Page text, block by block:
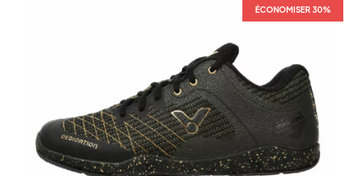
ÉCONOMISER 30%
ÉCONOMISER 30%
ÉCONOMISER 30%
ÉCONOMISER 30%
ÉCONOMISER 30%